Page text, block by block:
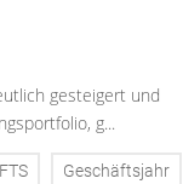
gesteigert und
g...
FTS Geschäftsjahr